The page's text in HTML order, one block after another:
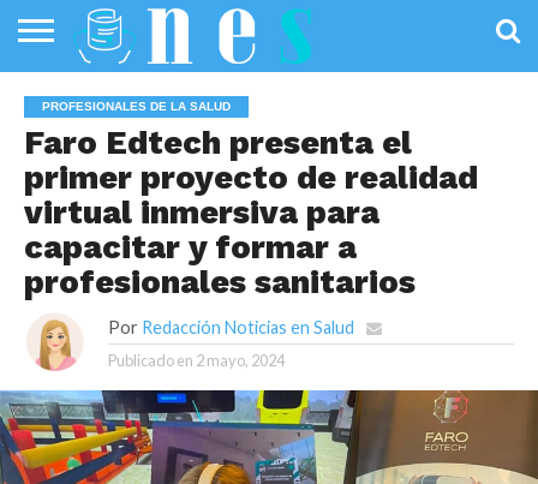
PÚBLICA
SANIDAD
INVESTIGACIÓN
ENTREVISTAS
PROFESIONALES
DE LA SALUD
INFOGRAFÍAS
DE SALUD
OPINIÓN
PROFESIONALES DE LA SALUD
Faro Edtech presenta el
primer proyecto de realidad
virtual inmersiva para
capacitar y formar a
profesionales sanitarios
Por Redacción Noticias en Salud
Publicado en 2 mayo, 2024